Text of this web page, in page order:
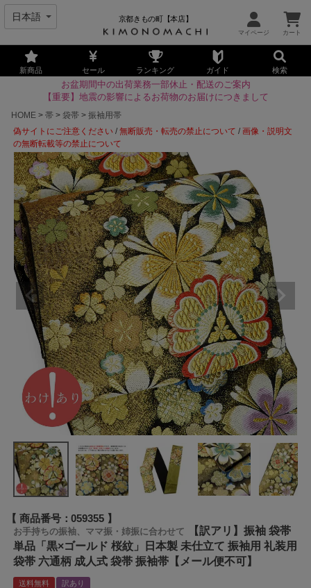
京都きもの町【本店】
新商品 セール ランキング ガイド 検索
お盆期間中の出荷業務一部休止・配送のご案内
【重要】地震の影響によるお荷物のお届けにつきまして
HOME
帯 袋帯
振袖用帯
偽サイトにご注意ください /無断販売・転売の禁止について /画像・説明文
の無断転載等の禁止について
商品番号 059355
お手持ちの振袖、ママ振・姉振に合わせて
【訳アリ】振袖 袋帯
単品「黒×ゴールド 桜紋」日本製 未仕立て 振袖用 礼装用
袋帯 六通柄 成人式 袋帯 振袖帯【メール便不可】
送料無料 訳あり